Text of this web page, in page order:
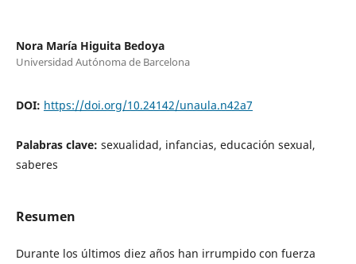
Nora María Higuita Bedoya
Universidad Autónoma de Barcelona
DOI: https://doi.org/10.24142/unaula.n42a7
Palabras clave: sexualidad, infancias, educación sexual,
saberes
Resumen
Durante los últimos diez años han irrumpido con fuerza